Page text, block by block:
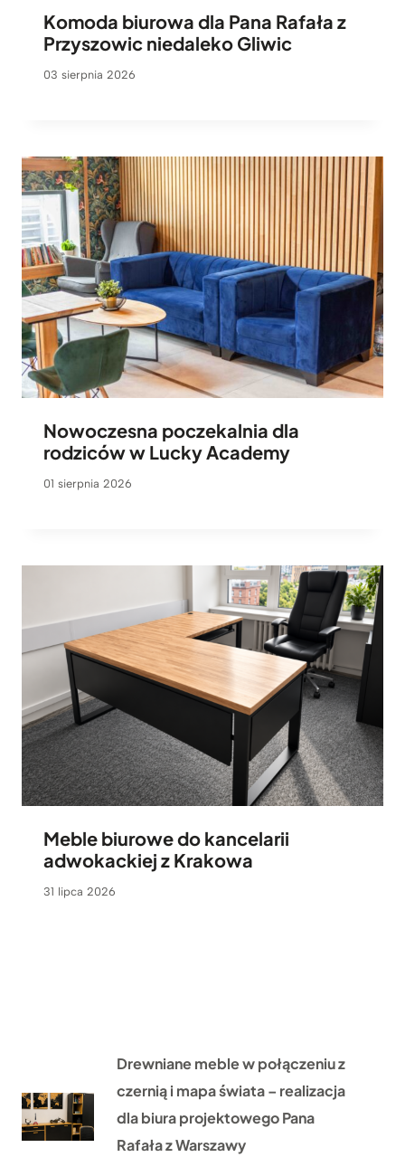
Komoda biurowa dla Pana Rafała z
Przyszowic niedaleko Gliwic
03 sierpnia 2026
Nowoczesna poczekalnia dla
rodziców w Lucky Academy
01 sierpnia 2026
Meble biurowe do kancelarii
adwokackiej z Krakowa
31 lipca 2026
Drewniane meble w połączeniu z
czernią i mapa świata – realizacja
dla biura projektowego Pana
Rafała z Warszawy